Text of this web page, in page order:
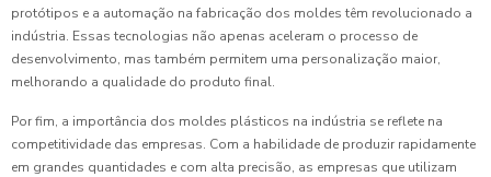
protótipos e a automação na fabricação dos moldes têm revolucionado a
indústria. Essas tecnologias não apenas aceleram o processo de
desenvolvimento, mas também permitem uma personalização maior,
melhorando a qualidade do produto final.
Por fim, a importância dos moldes plásticos na indústria se reflete na
competitividade das empresas. Com a habilidade de produzir rapidamente
em grandes quantidades e com alta precisão, as empresas que utilizam